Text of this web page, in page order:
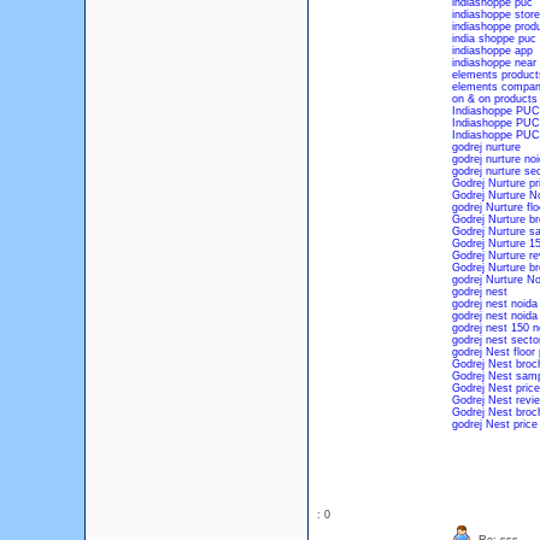
indiashoppe puc
indiashoppe
indiashoppe
india shoppe puc
indiashoppe app
indiashoppe near
elements
elements
on & on products
Indiashoppe
Indiashoppe
Indiashoppe
godrej nurture
godrej nurture
godrej nurture
Godrej Nurture
Godrej Nurture
godrej Nurture
Godrej Nurture
Godrej Nurture
Godrej Nurture
Godrej Nurture
Godrej Nurture
godrej Nurture
godrej nest
godrej nest noida
godrej nest noida
godrej nest 150
godrej nest
godrej Nest floor
Godrej Nest
Godrej Nest
Godrej Nest price
Godrej Nest
Godrej Nest
godrej Nest price
: 0